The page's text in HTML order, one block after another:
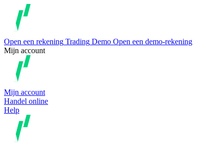
Open een rekening Trading Demo Open een demo-rekening
Mijn account
Mijn account
Handel online
Help